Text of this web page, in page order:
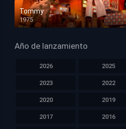
Tommy
1975
HD 1080p
Año de lanzamiento
2026 2025
2023 2022
2020 2019
2017 2016